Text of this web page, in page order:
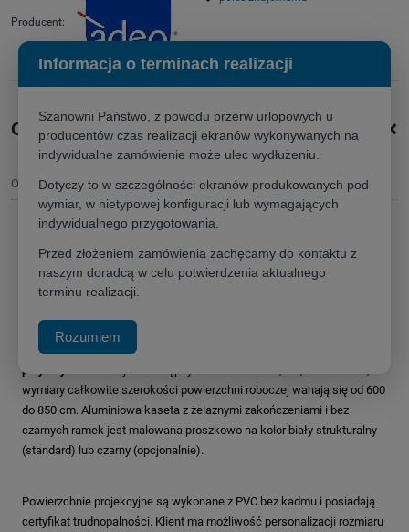
Producent:
Opis produktu +
Opis
Ekran Adeo Big One 860 (16:9)– elektryczny ekran
projekcyjny wielkiego formatu
formatu , zaprojektowany z myślą o największych instalacjach, takich
jak
sale konferencyjne
projekcji
wymiary całkowite szerokości powierzchni roboczej wahają się od 600
do 850 cm. Aluminiowa kaseta z żelaznymi zakończeniami i bez
czarnych ramek jest malowana proszkowo na kolor biały strukturalny
(standard) lub czarny (opcjonalnie).
Powierzchnie projekcyjne są wykonane z PVC bez kadmu i posiadają
certyfikat trudnopalności. Klient ma możliwość personalizacji rozmiaru
Informacja o terminach realizacji
Szanowni Państwo, z powodu przerw urlopowych u
producentów czas realizacji ekranów wykonywanych na
indywidualne zamówienie może ulec wydłużeniu.
Dotyczy to w szczególności ekranów produkowanych pod
wymiar, w nietypowej konfiguracji lub wymagających
indywidualnego przygotowania.
Przed złożeniem zamówienia zachęcamy do kontaktu z
naszym doradcą w celu potwierdzenia aktualnego
terminu realizacji.
Rozumiem